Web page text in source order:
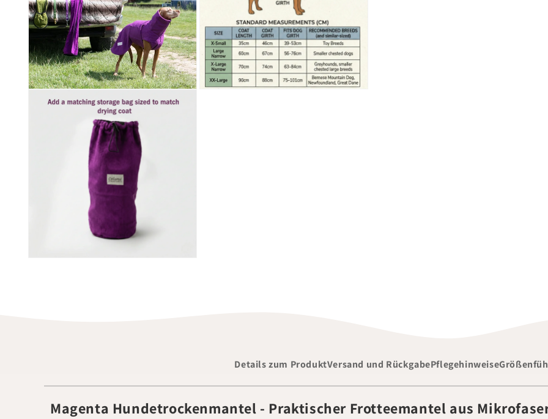
Details zum ProduktVersand und RückgabePflegehinweise
Magenta Hundetrockenmantel - Praktischer Frotteemantel aus